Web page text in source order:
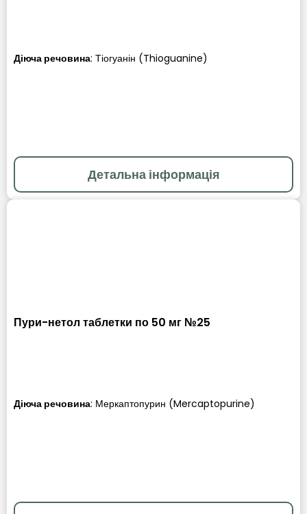
Діюча речовина: Тіогуанін (Thioguanine)
Детальна інформація
Пури-нетол таблетки по 50 мг №25
Діюча речовина: Меркаптопурин (Mercaptopurine)